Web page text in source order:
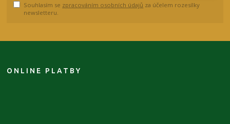
Souhlasím se zpracováním osobních údajů za účelem rozesílky
newsletteru.
ONLINE PLATBY